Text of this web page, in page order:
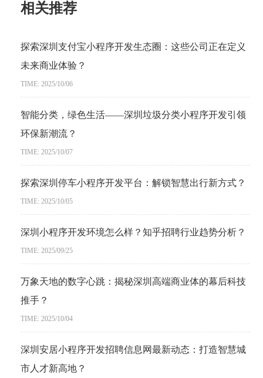
相关推荐
探索深圳支付宝小程序开发生态圈：这些公司正在定义
未来商业体验？
TIME: 2025/10/06
智能分类，绿色生活——深圳垃圾分类小程序开发引领
环保新潮流？
TIME: 2025/10/07
探索深圳停车小程序开发平台：解锁智慧出行新方式？
TIME: 2025/10/05
深圳小程序开发环境怎么样？知乎招聘行业趋势分析？
TIME: 2025/09/25
万象天地的数字心跳：揭秘深圳高端商业体的幕后科技
推手？
TIME: 2025/10/04
深圳安居小程序开发招聘信息网最新动态：打造智慧城
市人才新高地？